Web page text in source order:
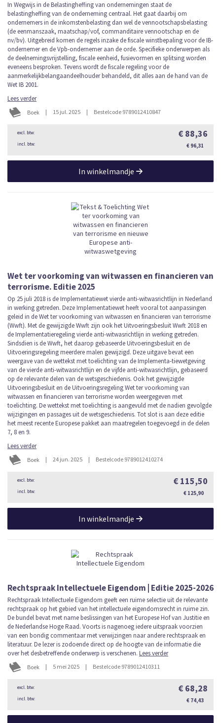
In Wegwijs in de Belastingheffing van ondernemingen staat de
belastingheffing van de onderneming centraal. Het gaat daarbij om
ondernemers in de inkomstenbelasting dan wel de vennootschapsbelasting
(de eenmanszaak, maatschap/vof, commanditaire vennootschap en de
nv/bv). Uitgebreid komen de regels inzake de fiscale winstbepaling voor de IB-
ondernemer en de Vpb-ondernemer aan de orde. Specifieke onderwerpen als
de deelnemingsvrijstelling, fiscale eenheid, fusievormen en splitsing worden
eveneens besproken. Tevens wordt de fiscale regeling voor de
aanmerkelijkbelangaandeelhouder behandeld, dit alles aan de hand van de
Wet IB 2001.
Lees verder
Boek | 15 jul. 2025 | Bestelcode 9789012410847
€ 88,36
€ 96,31
In winkelmandje
Wet ter voorkoming van witwassen en financieren van
terrorisme. Editie 2025
Op 25 juli 2018 is de Implementatiewet vierde anti-witwasrichtlijn in Nederland
in werking getreden. Deze Implementatiewet heeft vooral tot aanpassingen
geleid in de Wet ter voorkoming van witwassen en financieren van terrorisme
(Wwft). Met de gewijzigde Wwft zijn ook het Uitvoeringsbesluit Wwft 2018 en
de Implementatieregeling vierde anti-witwasrichtlijn in werking getreden.
Sindsdien is de Wwft, het daarop gebaseerde Uitvoeringsbesluit en de
Uitvoeringsregeling meerdere malen gewijzigd. Deze uitgave bevat een
weergave van de wettekst met toelichting van de Implementa-tiewetgeving
van de vierde anti-witwasrichtlijn en de vijfde anti-witwasrichtlijn, gebaseerd
op de relevante delen van de wetsgeschiedenis. Ook het gewijzigde
Uitvoeringsbesluit en de Uitvoeringsregeling Wet ter voorkoming van
witwassen en financieren van terrorisme worden weergegeven met
toelichting. De wettekst met toelichting is aangevuld met de nadien gevolgde
wijzigingen en passages uit de wetsgeschiedenis. Tot slot is aan deze editie
het meest recente Europese pakket aan maatregelen toegevoegd in de delen
7, 8 en 9.
Lees verder
Boek | 24 jun. 2025 | Bestelcode 9789012410274
€ 115,50
€ 125,90
In winkelmandje
Rechtspraak Intellectuele Eigendom | Editie 2025-2026
Rechtspraak Intellectuele Eigendom geeft een ruime selectie uit de relevante
rechtspraak op het gebied van het intellectuele eigendomsrecht in ruime zin.
De bundel bevat met name beslissingen van het Europese Hof van Justitie en
de Nederlandse Hoge Raad. Voorts is nagenoeg iedere uitspraak voorzien
van een bondig commentaar met verwijzingen naar andere rechtspraak en
literatuur. De lezer is zodoende direct op de hoogte van de informatie die
over het desbetreffende onderwerp is verschenen. Lees verder
Boek | 5 mei 2025 | Bestelcode 9789012410311
€ 68,28
€ 74,43